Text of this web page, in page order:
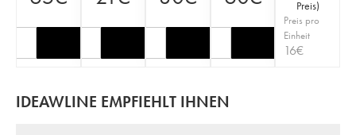
Preis)
Preis pro
Einheit
16€
IDEAWLINE EMPFIEHLT IHNEN